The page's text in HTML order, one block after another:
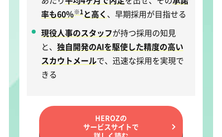
率も60％※1と高く 、早期採用が目指せる
現役人事のスタッフが持つ採用の知見
と、 独自開発のAIを駆使した精度の高い
スカウトメールで、迅速な採用を実現で
きる
HEROZの
サービスサイトで